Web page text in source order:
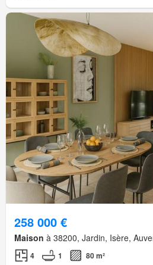
258 000 €
Maison à 38200, Jardin, Isère,
4 1 80 m²